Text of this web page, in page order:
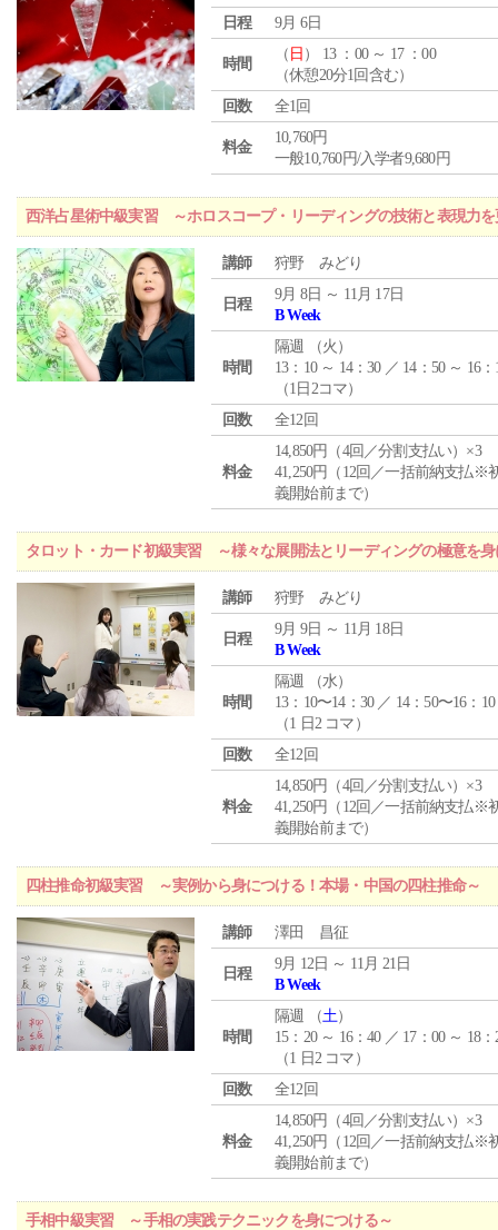
日程 9月 6日
時間
（ 日 ） 13 ：00 ～ 17 ：00
（休憩20分1回含む）
回数
全1回
料金
10,760円
一般10,760円/入学者9,680円
西洋占星術中級実習 ～ホロスコープ・リーディングの技術と表現力
講師 狩野 みどり
日程
9月 8日 ～ 11月 17日
B Week
時間
隔週 （火 ）
13：10 ～ 14：30 ／ 14：50 ～ 16：
（1日2コマ）
回数
全12回
料金
14,850円（4回／分割支払い）×3
41,250円（12回／一括前納支払※
義開始前まで）
タロット・カード初級実習 ～様々な展開法とリーディングの極意を身
講師 狩野 みどり
日程
9月 9日 ～ 11月 18日
B Week
時間
隔週 （水）
13：10〜14：30 ／ 14：50〜16：10
（1 日2 コマ）
回数
全12回
料金
14,850円（4回／分割支払い）×3
41,250円（12回／一括前納支払※
義開始前まで）
四柱推命初級実習 ～実例から身につける！本場・中国の四柱推命～
講師 澤田 昌征
日程
9月 12日 ～ 11月 21日
B Week
時間
隔週 （土）
15：20 ～ 16：40 ／ 17：00 ～ 18：
（1 日2 コマ）
回数
全12回
料金
14,850円（4回／分割支払い）×3
41,250円（12回／一括前納支払※
義開始前まで）
手相中級実習 ～手相の実践テクニックを身につける～